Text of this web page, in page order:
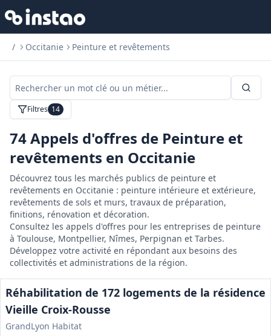
/ Occitanie Peinture et revêtements
Filtres 14
74Appels d'offres de Peinture et
revêtements en Occitanie
Découvrez tous les marchés publics de peinture et
revêtements en Occitanie : peinture intérieure et extérieure,
revêtements de sols et murs, travaux de préparation,
finitions, rénovation et décoration.
Consultez les appels d'offres pour les entreprises de peinture
à Toulouse, Montpellier, Nîmes, Perpignan et Tarbes.
Développez votre activité en répondant aux besoins des
collectivités et administrations de la région.
Réhabilitation de 172 logements de la résidence
Vieille Croix‑Rousse
GrandLyon Habitat